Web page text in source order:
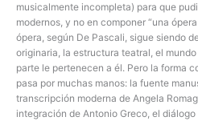
musicalmente incompleta) para que
modernos, y no en componer “una
ópera, según De Pascali, sigue siendo
originaria, la estructura teatral, el
parte le pertenecen a él. Pero la forma
pasa por muchas manos: la fuente
transcripción moderna de Angela
integración de Antonio Greco, el